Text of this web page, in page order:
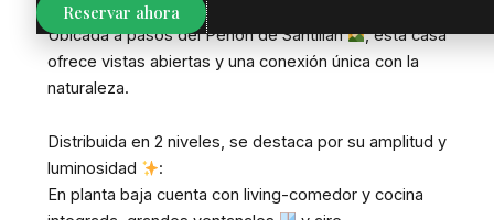
Ubicada a pasos del Peñón de Santillán
, esta casa
ofrece vistas abiertas y una conexión única con la
naturaleza.
Distribuida en 2 niveles, se destaca por su amplitud y
luminosidad
:
En planta baja cuenta con living-comedor y cocina
Reservar ahora